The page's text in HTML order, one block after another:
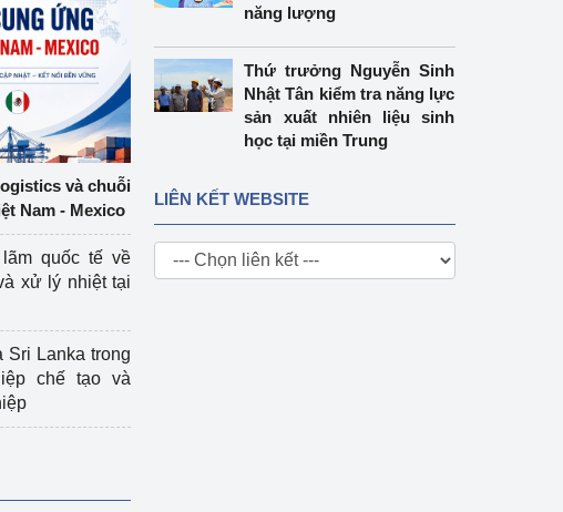
và chuỗi
Nam - Mexico
quốc tế về
xử lý nhiệt tại
Lanka trong
chế tạo và
năng lượng
Thứ trưởng Nguyễn Sinh
Nhật Tân kiểm tra năng lực
sản xuất nhiên liệu sinh
học tại miền Trung
LIÊN KẾT WEBSITE